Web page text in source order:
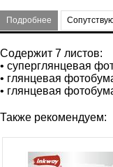
Подробнее
Содержит 7 листов:
• суперглянцевая
• глянцевая
• глянцевая
Также рекомендуем: